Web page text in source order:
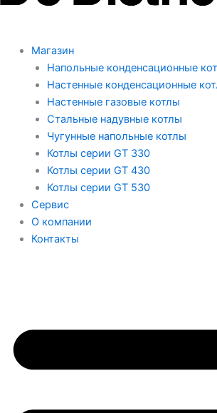
Магазин
Напольные конденсационные
Настенные конденсационные
Настенные газовые котлы
Стальные надувные котлы
Чугунные напольные котлы
Котлы серии GT 330
Котлы серии GT 430
Котлы серии GT 530
Сервис
О компании
Контакты